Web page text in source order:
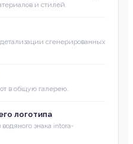
и стилей.
сгенерированных
в общую галерею.
логотипа
знака intora-